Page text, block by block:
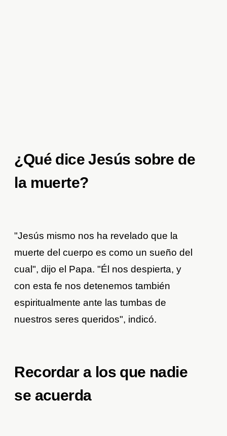
¿Qué dice Jesús sobre de
la muerte?
"Jesús mismo nos ha revelado que la
muerte del cuerpo es como un sueño del
cual", dijo el Papa. "Él nos despierta, y
con esta fe nos detenemos también
espiritualmente ante las tumbas de
nuestros seres queridos", indicó.
Recordar a los que nadie
se acuerda